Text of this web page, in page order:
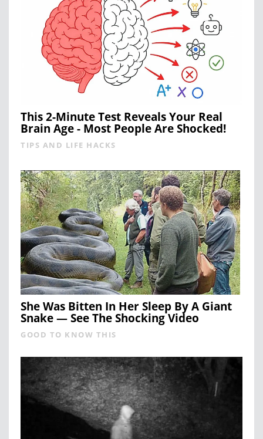
This 2-Minute Test Reveals Your Real
Brain Age - Most People Are Shocked!
TIPS AND LIFE HACKS
She Was Bitten In Her Sleep By A Giant
Snake — See The Shocking Video
GOOD TO KNOW THIS